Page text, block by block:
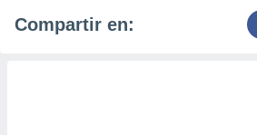
Compartir en: